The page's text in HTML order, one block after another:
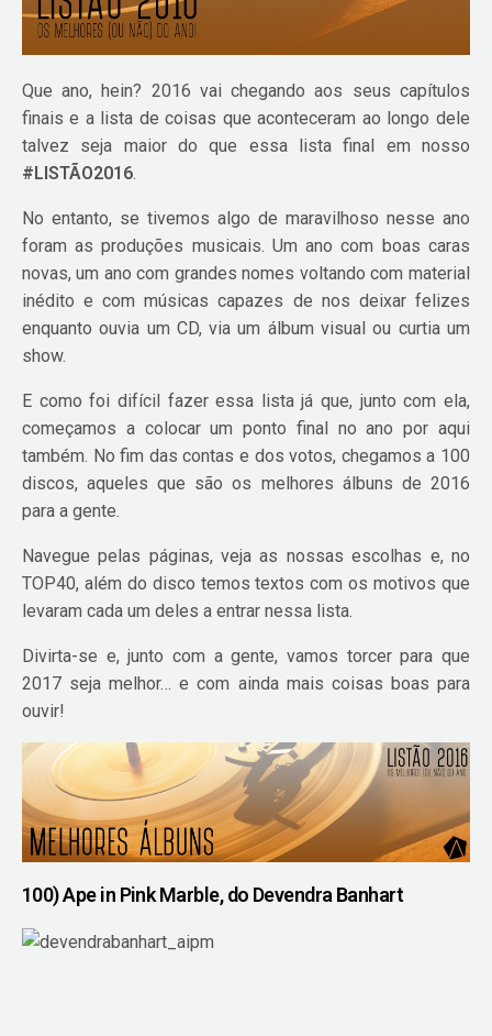
Que ano, hein? 2016 vai chegando aos seus capítulos
finais e a lista de coisas que aconteceram ao longo dele
talvez seja maior do que essa lista final em nosso
#LISTÃO2016.
No entanto, se tivemos algo de maravilhoso nesse ano
foram as produções musicais. Um ano com boas caras
novas, um ano com grandes nomes voltando com material
inédito e com músicas capazes de nos deixar felizes
enquanto ouvia um CD, via um álbum visual ou curtia um
show.
E como foi difícil fazer essa lista já que, junto com ela,
começamos a colocar um ponto final no ano por aqui
também. No fim das contas e dos votos, chegamos a 100
discos, aqueles que são os melhores álbuns de 2016
para a gente.
Navegue pelas páginas, veja as nossas escolhas e, no
TOP40, além do disco temos textos com os motivos que
levaram cada um deles a entrar nessa lista.
Divirta-se e, junto com a gente, vamos torcer para que
2017 seja melhor… e com ainda mais coisas boas para
ouvir!
100) Ape in Pink Marble, do Devendra Banhart